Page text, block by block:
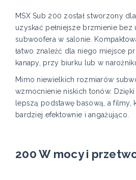
MSX Sub 200 został stworzony
uzyskać pełniejsze brzmienie bez
subwoofera w salonie.
łatwo znaleźć dla niego miejsce
kanapy, przy biurku lub w
Mimo niewielkich rozmiarów
wzmocnienie niskich tonów.
lepszą podstawę basową, a filmy,
bardziej efektownie i angażująco.
200 W mocy i